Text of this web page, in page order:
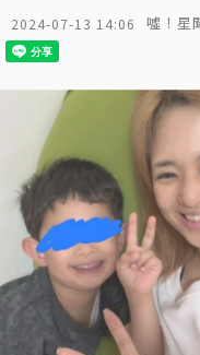
2024-07-13 14:06 噓！星